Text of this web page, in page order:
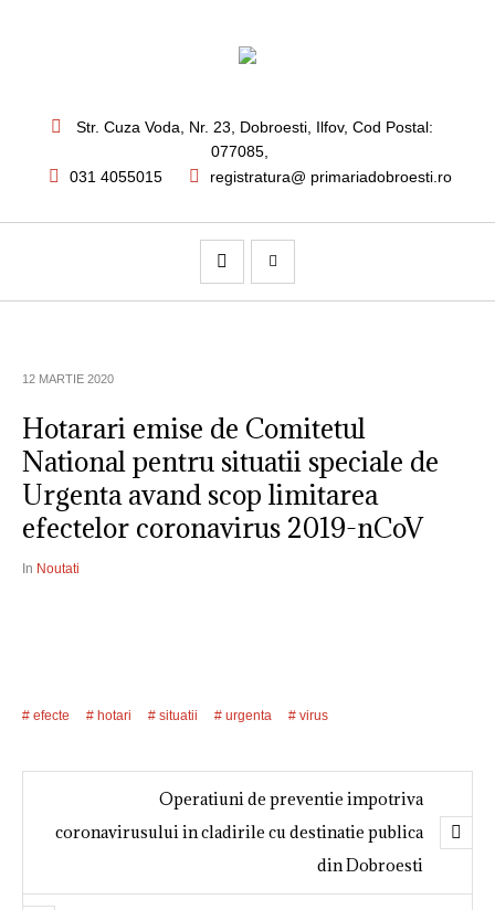
Str. Cuza Voda, Nr. 23 Dobroesti, Ilfov, Cod Postal:
077085,
031 4055015
registratura@ primariadobroesti.ro
12 MARTIE 2020
Hotarari emise de Comitetul
National pentru situatii speciale de
Urgenta avand scop limitarea
efectelor coronavirus 2019-nCoV
In Noutati
efecte hotari situatii urgenta virus
Operatiuni de preventie impotriva
coronavirusului in cladirile cu destinatie publica
din Dobroesti